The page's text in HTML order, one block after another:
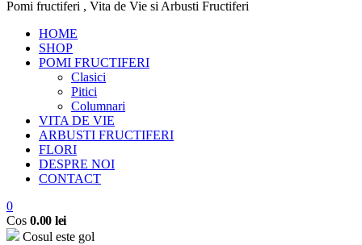
Pomi fructiferi , Vita de Vie si Arbusti Fructiferi
HOME
SHOP
POMI FRUCTIFERI
Clasici
Pitici
Columnari
VITA DE VIE
ARBUSTI FRUCTIFERI
FLORI
DESPRE NOI
CONTACT
0
Cos 0.00 lei
Cosul este gol